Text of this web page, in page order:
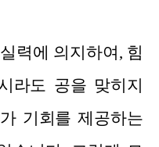
력에 의지하여, 힘
라도 공을 맞히지
기회를 제공하는